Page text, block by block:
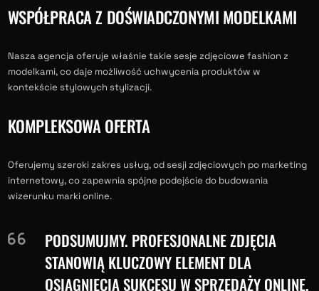
WSPÓŁPRACA Z DOŚWIADCZONYMI MODELKAMI
Nasza agencja oferuje właśnie takie sesje zdjęciowe fashion z
modelkami, co daje możliwość uchwycenia produktów w
kontekście stylowych stylizacji.
KOMPLEKSOWA OFERTA
Oferujemy szeroki zakres usług, od sesji zdjęciowych po marketing
internetowy, co zapewnia spójne podejście do budowania
wizerunku marki online.
PODSUMUJMY. PROFESJONALNE ZDJĘCIA
STANOWIĄ KLUCZOWY ELEMENT DLA
OSIĄGNIĘCIA SUKCESU W SPRZEDAŻY ONLINE.